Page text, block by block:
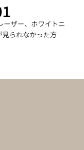
ーザー、ホワイトニ
られなかった方